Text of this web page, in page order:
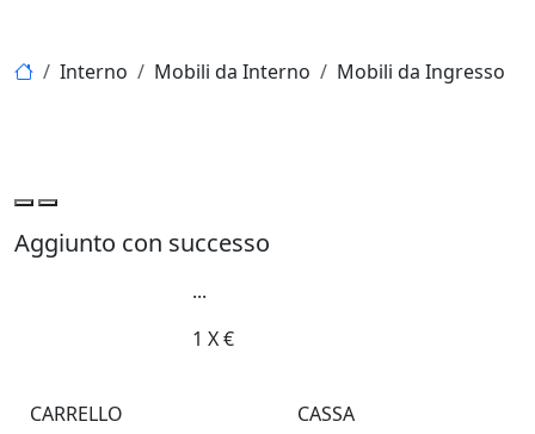
Interno Mobili da Interno Mobili da Ingresso
Aggiunto con successo
...
1 X€
CARRELLO CASSA